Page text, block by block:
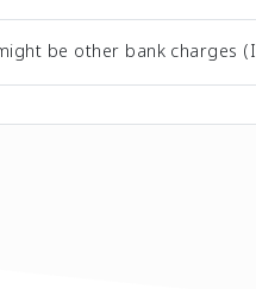
be other bank charges